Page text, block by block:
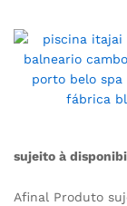
sujeito à
Afinal Produto